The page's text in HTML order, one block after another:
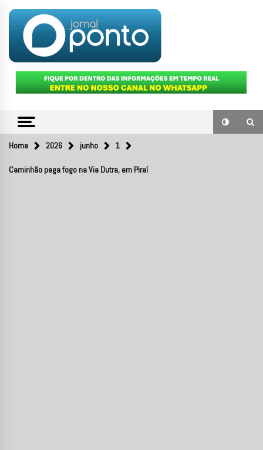
content
JORNAL
PONTO
Home 2026 junho 1
Caminhão pega fogo na Via Dutra, em Piraí